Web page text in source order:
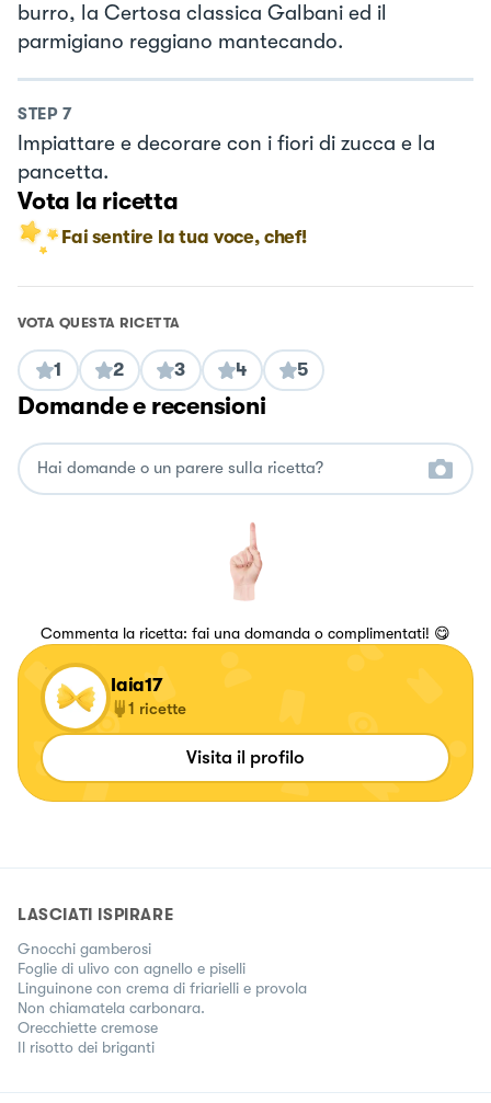
burro, la Certosa classica Galbani ed il
parmigiano reggiano mantecando.
STEP 7
Impiattare e decorare con i fiori di zucca e la
pancetta.
Vota la ricetta
Fai sentire la tua voce, chef!
VOTA QUESTA RICETTA
1 2 3 4 5
Domande e recensioni
Commenta la ricetta: fai una domanda o complimentati! 😋
Iaia17
1 ricette
Visita il profilo
LASCIATI ISPIRARE
Gnocchi gamberosi
Foglie di ulivo con agnello e piselli
Linguinone con crema di friarielli e provola
Non chiamatela carbonara.
Orecchiette cremose
Il risotto dei briganti